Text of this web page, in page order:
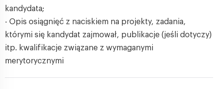
kandydata;
- Opis osiągnięć z naciskiem na projekty, zadania,
którymi się kandydat zajmował, publikacje (jeśli dotyczy)
itp. kwalifikacje związane z wymaganymi
merytorycznymi